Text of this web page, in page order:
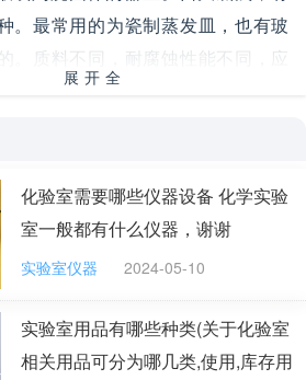
。最常用的为瓷制蒸发皿，也有玻
。质料不同，耐腐蚀性能不同，应
适当选用。对酸、碱的稳定性好，
燃料的加热工具，用于加热物体。
和灯帽组成。酒精灯的加热温度
度不需太高的实验，特别是在没
。
展开全
化验室需要哪些仪器设备 化学实验
室一般都有什么仪器，谢谢
实验室仪器 2024-05-10
实验室用品有哪些种类(关于化验室
相关用品可分为哪几类,使用,库存用